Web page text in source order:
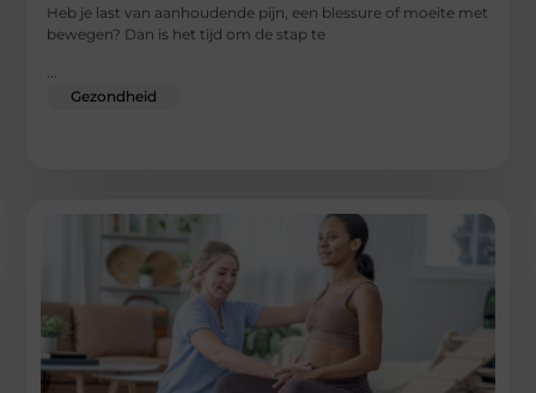
Heb je last van aanhoudende pijn, een blessure of moeite met
bewegen? Dan is het tijd om de stap te
...
Gezondheid